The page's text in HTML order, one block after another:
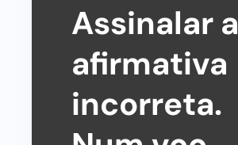
Assinalar a
afirmativa
incorreta.